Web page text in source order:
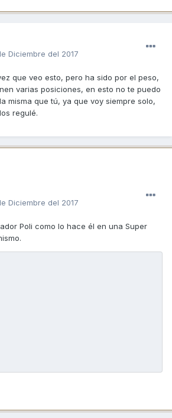
Diciembre del 2017
que veo esto, pero ha sido por el peso,
varias posiciones, en esto no te puedo
misma que tú, ya que voy siempre solo,
regulé.
Diciembre del 2017
Poli como lo hace él en una Super